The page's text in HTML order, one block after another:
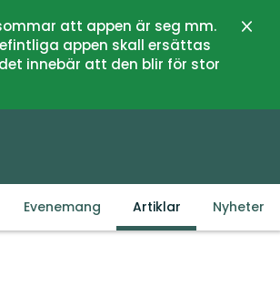
att appen är seg mm.
appen skall ersättas
innebär att den blir för stor
Evenemang Artiklar Nyheter